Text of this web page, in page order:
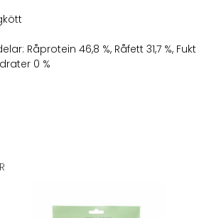
Råprotein 46,8 %, Råfett 31,7 %, Fukt
0 %